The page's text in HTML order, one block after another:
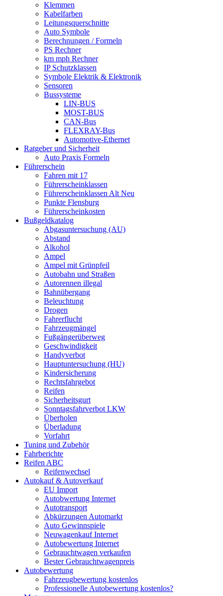
Klemmen
Kabelfarben
Leitungsquerschnitte
Auto Symbole
Berechnungen / Formeln
PS Rechner
km mph Rechner
IP Schutzklassen
Symbole Elektrik & Elektronik
Sensoren
Bussysteme
LIN-BUS
MOST-BUS
CAN-Bus
FLEXRAY-Bus
Automotive-Ethernet
Ratgeber und Sicherheit
Auto Praxis Formeln
Führerschein
Fahren mit 17
Führerscheinklassen
Führerscheinklassen Alt Neu
Punkte Flensburg
Führerscheinkosten
Bußgeldkatalog
Abgasuntersuchung (AU)
Abstand
Alkohol
Ampel
Ampel mit Grünpfeil
Autobahn und Straßen
Autorennen illegal
Bahnübergang
Beleuchtung
Drogen
Fahrerflucht
Fahrzeugmängel
Fußgängerüberweg
Geschwindigkeit
Handyverbot
Hauptuntersuchung (HU)
Kindersicherung
Rechtsfahrgebot
Reifen
Sicherheitsgurt
Sonntagsfahrverbot LKW
Überholen
Überladung
Vorfahrt
Tuning und Zubehör
Fahrberichte
Reifen ABC
Reifenwechsel
Autokauf & Autoverkauf
EU Import
Autobwertung Internet
Autotransport
Abkürzungen Automarkt
Auto Gewinnspiele
Neuwagenkauf Internet
Autobewertung Internet
Gebrauchtwagen verkaufen
Bester Gebrauchtwagenpreis
Autobewertung
Fahrzeugbewertung kostenlos
Professionelle Autobewertung kostenlos?